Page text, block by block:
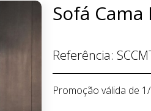
Sofá
Referência:
Promoção válida de